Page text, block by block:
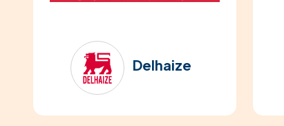
Delhaize